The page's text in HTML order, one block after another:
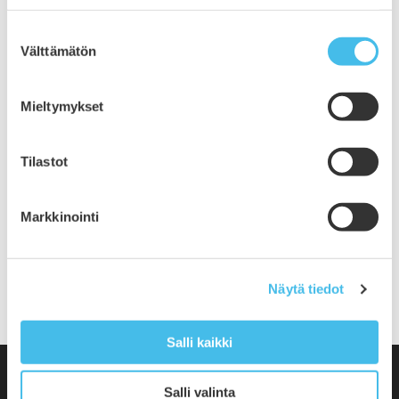
valinta
Välttämätön
Mieltymykset
Tilastot
Markkinointi
Näytä tiedot
Salli kaikki
Salli valinta
tammikuu 2020
joulukuu 2019
lokakuu 2019
heinäkuu 2019
toukokuu 2019
helmikuu 2019